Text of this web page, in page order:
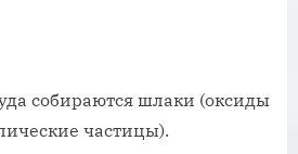
собираются шлаки (оксиды
частицы).